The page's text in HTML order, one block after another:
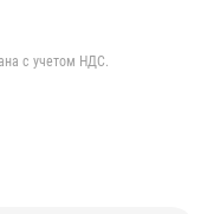
с учетом НДС.